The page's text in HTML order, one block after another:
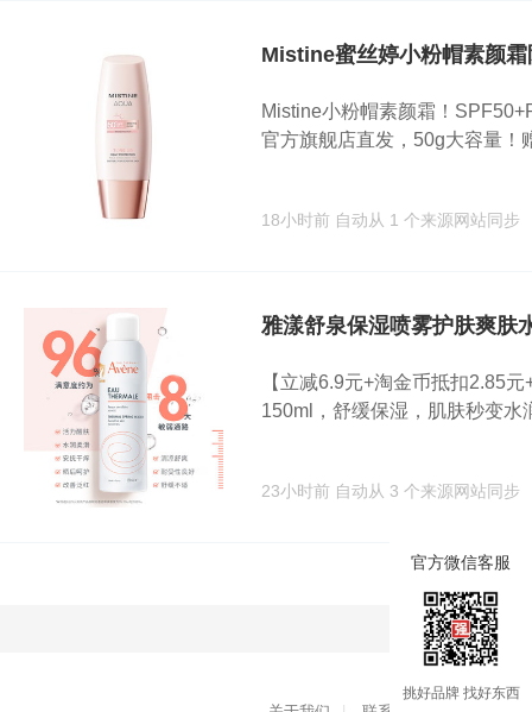
Mistine蜜丝婷小粉帽素颜
Mistine小粉帽素颜霜！
官方旗舰店直发，50g大容量！
18小时前 自动从 1 个来源网站同步
雅漾舒泉保湿喷雾护肤爽肤
【立减6.9元+淘金币抵扣2.85
150ml，舒缓保湿，肌肤秒变水
23小时前 自动从 3 个来源网站同步
加
官方微信客服
挑好品牌 找好东西